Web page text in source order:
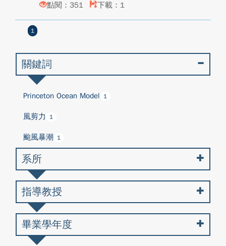
點閱：351
下載：1
1
關鍵詞
Princeton Ocean Model 1
風剪力 1
颱風暴潮 1
系所
指導教授
畢業學年度